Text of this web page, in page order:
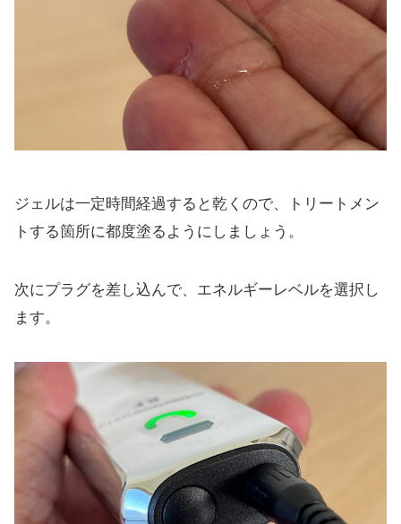
ジェルは一定時間経過すると乾くので、トリートメン
トする箇所に都度塗るようにしましょう。
次にプラグを差し込んで、エネルギーレベルを選択し
ます。